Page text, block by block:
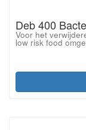
Deb 400
Voor het
low risk food